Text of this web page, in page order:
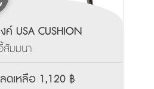
ค์ USA CUSHION
สัมมนา
ลดเหลือ 1,120 ฿